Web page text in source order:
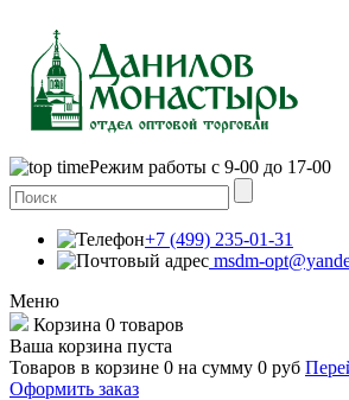
Режим работы с 9-00 до 17-00
+7 (499) 235-01-31
msdm-
Меню
Корзина 0 товаров
Ваша корзина пуста
Товаров в корзине 0 на сумму 0 руб
Оформить заказ